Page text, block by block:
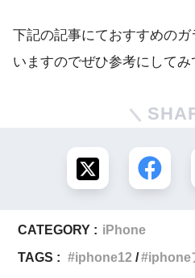
下記の記事にておすすめの
いますのでぜひ参考にしてみ
CATEGORY : iPhone
TAGS :
iphone12 iphone